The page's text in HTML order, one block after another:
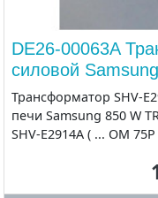
DE26-00063A
силовой Samsung
Трансформатор SHV-
печи Samsung 850 W
SHV-E2914A ( ... OM